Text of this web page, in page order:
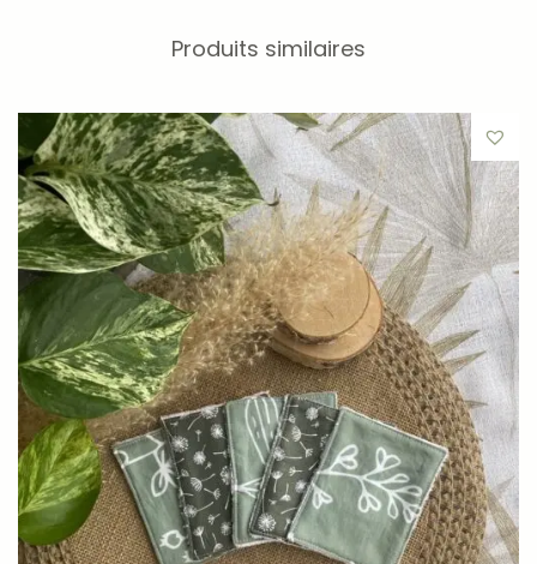
réutilisables
agréable grâce à nos cotons réutilisables. Avec leur
éponge bambouparticulièrement douce et absorbante,
ils sont parfaits pour nettoyer le visage ou appliquer des
lotions, tout en réduisant les déchets. Ces cotons sont
résistants, garantissant une longue durée de vie et un
entretien facile.
Respectueux de votre
peau
L’éponge bambouutilisée sur chaque coton est non
seulementhypoallergénique, mais aussi
antibactérienne, ce qui en fait un choix idéal pour les
Produits similaires